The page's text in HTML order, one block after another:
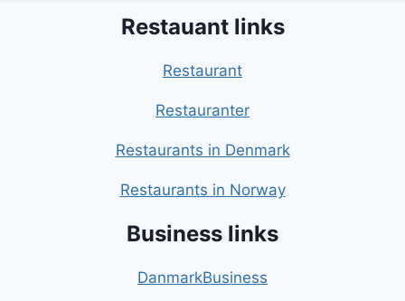
Restauant links
Restaurant
Restauranter
Restaurants in Denmark
Restaurants in Norway
Business links
DanmarkBusiness